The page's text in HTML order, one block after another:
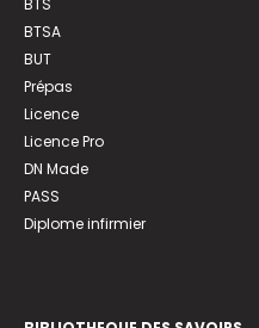
BTS
BTSA
BUT
Prépas
Licence
Licence Pro
DN Made
PASS
Diplome infirmier